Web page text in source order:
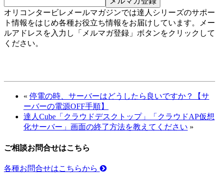
オリコンタービレメールマガジンでは達人シリーズのサポー
ト情報をはじめ各種お役立ち情報をお届けしています。メー
ルアドレスを入力し「メルマガ登録」ボタンをクリックして
ください。
« 停電の時、サーバーはどうしたら良いですか？【サ
ーバーの電源OFF手順】
達人Cube「クラウドデスクトップ」「クラウドAP仮想
化サーバー」画面の終了方法を教えてください »
ご相談お問合せはこちら
各種お問合せはこちらから